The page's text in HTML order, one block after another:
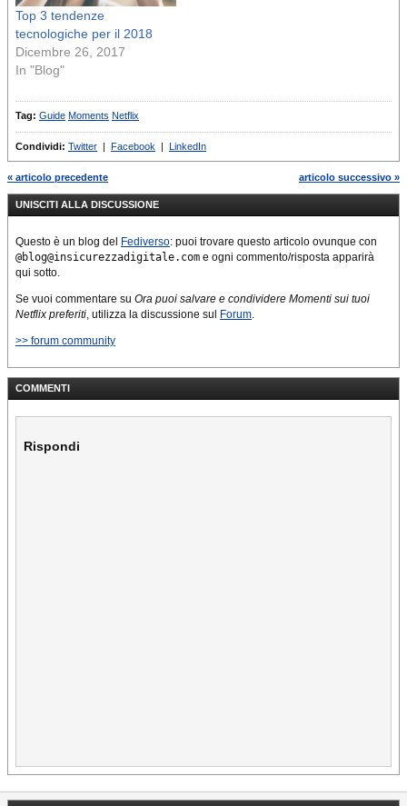
Top 3 tendenze
tecnologiche per il 2018
Dicembre 26, 2017
In "Blog"
Tag: Guide Moments Netflix
Condividi: Twitter | Facebook | LinkedIn
« articolo precedente articolo successivo »
UNISCITI ALLA DISCUSSIONE
Questo è un blog del Fediverso: puoi trovare questo articolo ovunque con
@blog@insicurezzadigitale.com e ogni commento/risposta apparirà
qui sotto.
Se vuoi commentare su Ora puoi salvare e condividere Momenti sui tuoi
Netflix preferiti , utilizza la discussione sul Forum
>> forum community
COMMENTI
Rispondi